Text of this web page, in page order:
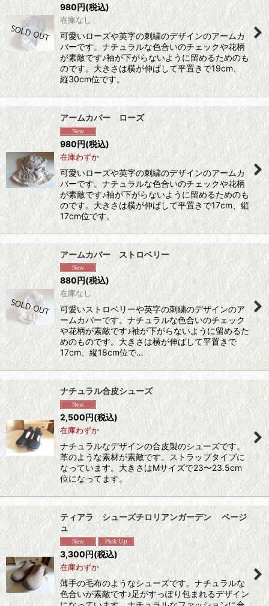
980円(税込)
在庫なし
可愛いローズや英字の刺繍のデザインのアームカ
バーです。ナチュラルな色合いのチェックや花柄
が素敵です♪袖が下がらないように留めるためのも
のです。大きさは横が伸ばして平置きで19cm、
縦30cm位です。
アームカバー ローズ
980円(税込)
在庫わずか
可愛いローズや英字の刺繍のデザインのアームカ
バーです。ナチュラルな色合いのチェックや花柄
が素敵です♪袖が下がらないように留めるためのも
のです。大きさは横が伸ばして平置きで17cm、縦
17cm位です。
アームカバー ストロベリー
880円(税込)
在庫なし
可愛いストロベリーや英字の刺繍のデザインのア
ームカバーです。ナチュラルな色合いのチェック
や花柄が素敵です♪袖が下がらないように留めるた
めのものです。大きさは横が伸ばして平置きで
17cm、縦18cm位で…
ナチュラル合皮シューズ
2,500円(税込)
在庫わずか
ナチュラルなデザインの合皮製のシューズです。
革のような素材が素敵です。ストラップタイプに
なっています。大きさはMサイズで23〜23.5cm
位になってます。
ティアラ シューズチロリアンガーデン ベージ
ュ
3,300円(税込)
在庫わずか
薄手の毛布のようなシューズです。ナチュラルな
色合いが素敵です♪足がすっぽり包まれるデザイン